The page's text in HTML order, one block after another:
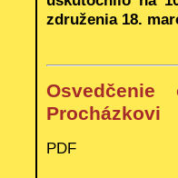
združenia 18.
Procházkovi
PDF